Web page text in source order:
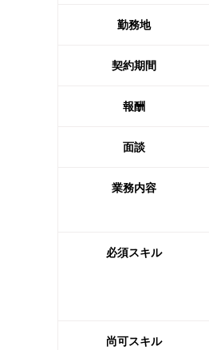
勤務地
契約期間
報酬
面談
業務内容
必須スキル
尚可スキル